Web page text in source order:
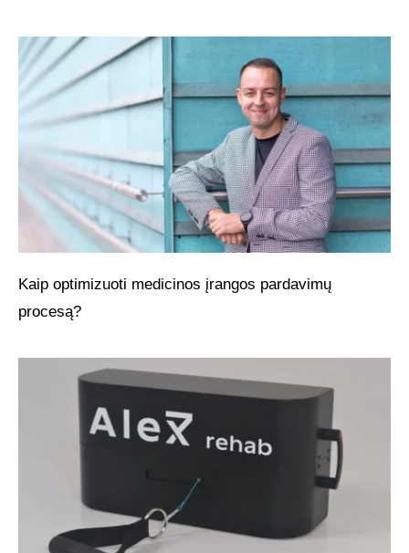
Kaip optimizuoti medicinos įrangos pardavimų
procesą?